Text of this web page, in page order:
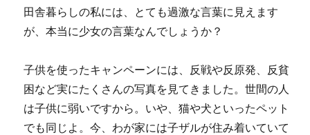
田舎暮らしの私には、とても過激な言葉に見えます
が、本当に少女の言葉なんでしょうか？
子供を使ったキャンペーンには、反戦や反原発、反貧
困など実にたくさんの写真を見てきました。世間の人
は子供に弱いですから。いや、猫や犬といったペット
でも同じよ。今、わが家には子ザルが住み着いていて